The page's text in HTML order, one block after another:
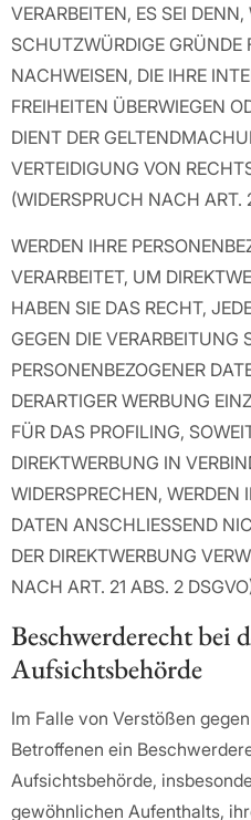
VERARBEITEN, ES SEI
SCHUTZWÜRDIGE GRÜNDE
NACHWEISEN, DIE IHRE
FREIHEITEN ÜBERWIEGEN
DIENT DER
VERTEIDIGUNG VON
(WIDERSPRUCH NACH ART.
WERDEN IHRE
VERARBEITET, UM
HABEN SIE DAS RECHT,
GEGEN DIE VERARBEITUNG
PERSONENBEZOGENER
DERARTIGER WERBUNG
FÜR DAS PROFILING,
DIREKTWERBUNG IN
WIDERSPRECHEN, WERDEN
DATEN ANSCHLIESSEND
DER DIREKTWERBUNG
NACH ART. 21 ABS. 2
Beschwerde­recht bei
Aufsichts­behörde
Im Falle von Verstößen
Betroffenen ein
Aufsichtsbehörde,
gewöhnlichen Aufenthalts,